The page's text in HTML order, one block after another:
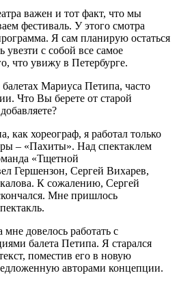
важен и тот факт, что мы
фестиваль. У этого смотра
Я сам планирую остаться
увезти с собой все самое
что увижу в Петербурге.
Мариуса Петипа, часто
Что Вы берете от старой
как хореограф, я работал только
– «Пахиты». Над спектаклем
«Тщетной
Гершензон, Сергей Вихарев,
К сожалению, Сергей
Мне пришлось
довелось работать с
балета Петипа. Я старался
поместив его в новую
авторами концепции.